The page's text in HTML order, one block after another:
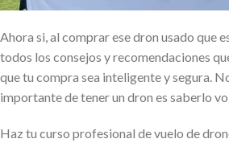
Ahora si, al comprar ese dron usado que
todos los consejos y recomendaciones
que tu compra sea inteligente y segura.
importante de tener un dron es saberlo
Haz tu curso profesional de vuelo de